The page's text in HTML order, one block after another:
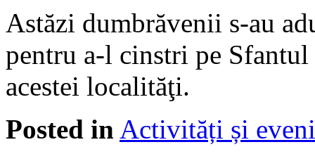
Astăzi dumbrăvenii s-au
pentru a-l cinstri pe
acestei localităţi.
Posted in Activități și